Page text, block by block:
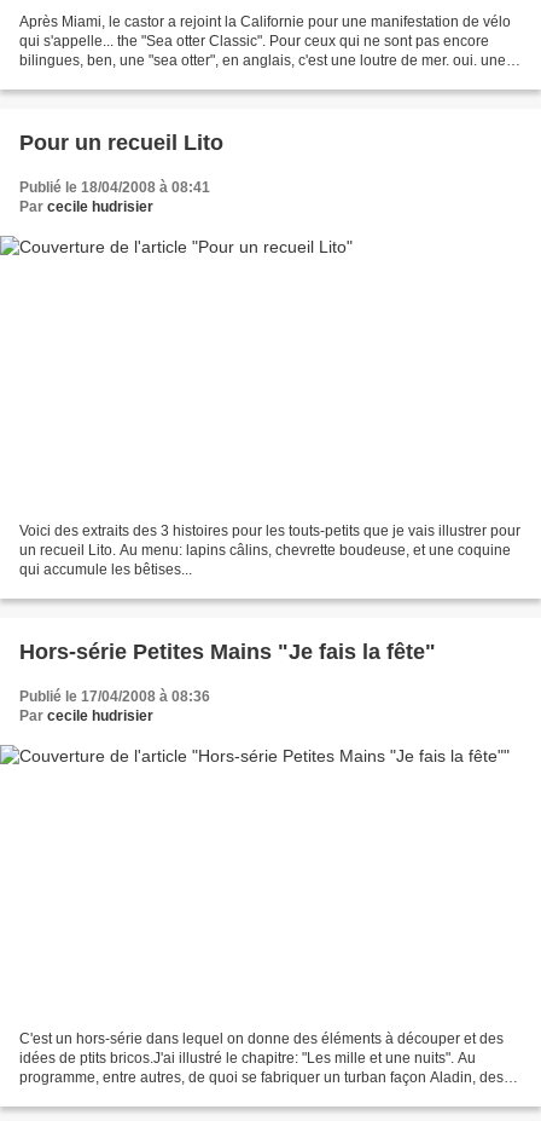
Après Miami, le castor a rejoint la Californie pour une manifestation de vélo
qui s'appelle... the "Sea otter Classic". Pour ceux qui ne sont pas encore
bilingues, ben, une "sea otter", en anglais, c'est une loutre de mer. oui. une
Pour un recueil Lito
Publié le 18/04/2008 à 08:41
Par cecile hudrisier
Voici des extraits des 3 histoires pour les touts-petits que je vais illustrer pour
un recueil Lito. Au menu: lapins câlins, chevrette boudeuse, et une coquine
qui accumule les bêtises...
Hors-série Petites Mains "Je fais la fête"
Publié le 17/04/2008 à 08:36
Par cecile hudrisier
C'est un hors-série dans lequel on donne des éléments à découper et des
idées de ptits bricos.J'ai illustré le chapitre: "Les mille et une nuits". Au
programme, entre autres, de quoi se fabriquer un turban façon Aladin, des